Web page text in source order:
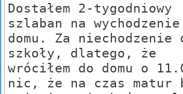
Dostałem 2-tygodniowy
szlaban na
domu. Za niechodzenie
szkoły, dlatego, że
wróciłem do domu o
nic, że na czas matur